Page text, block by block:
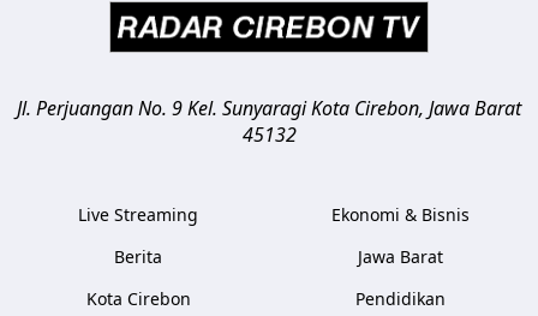
Jl. Perjuangan No. 9 Kel. SunyaragiKota Cirebon, Jawa Barat
45132
Live Streaming
Berita
Kota Cirebon
Ekonomi & Bisnis
Jawa Barat
Pendidikan